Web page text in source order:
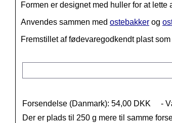
Formen er designet med huller for at
Anvendes sammen med ostebakker og
Fremstillet af fødevaregodkendt plast
Forsendelse (Danmark): 54,00 DKK
-
Der er plads til 250 g mere til samme